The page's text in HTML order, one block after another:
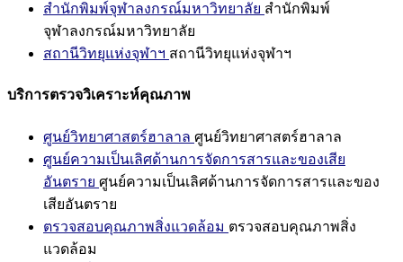
สำนักพิมพ์จุฬาลงกรณ์มหาวิทยาลัย สำนักพิมพ์
จุฬาลงกรณ์มหาวิทยาลัย
สถานีวิทยุแห่งจุฬาฯ สถานีวิทยุแห่งจุฬาฯ
บริการตรวจวิเคราะห์คุณภาพ
ศูนย์วิทยาศาสตร์ฮาลาล ศูนย์วิทยาศาสตร์ฮาลาล
ศูนย์ความเป็นเลิศด้านการจัดการสารและของเสีย
อันตราย ศูนย์ความเป็นเลิศด้านการจัดการสารและของ
เสียอันตราย
ตรวจสอบคุณภาพสิ่งแวดล้อม ตรวจสอบคุณภาพสิ่ง
แวดล้อม